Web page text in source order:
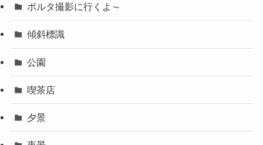
イルカウォッチング
ボルタ撮影に行くよ～
傾斜標識
公園
喫茶店